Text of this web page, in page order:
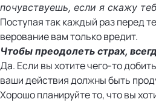
почувствуешь, если я скажу
Поступая так каждый раз перед
верование вам только вредит.
Чтобы преодолеть страх,
Да. Если вы хотите чего-то
ваши действия должны быть
Хорошо планируйте то, что вы